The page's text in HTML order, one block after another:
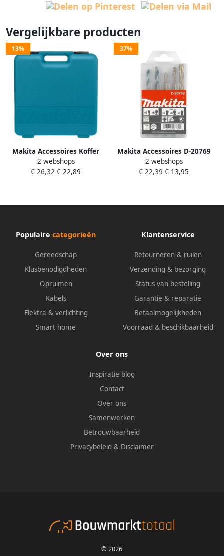
Vergelijkbare producten
13%
Makita Accessoires Koffer
6952 6953 824630-1
2 webshops
€ 26,32 € 22,89
37%
Makita Accessoires D-20769
Borenset 1 4" Vorm E D-
20769
2 webshops
€ 22,39 € 13,95
Populaire categorieën
Gereedschap
Klusbenodigdheden
Opruimen
Kabels
Elektra & verlichting
Smart home
Klantenservice
Retourneren & ruilen
Verzending & bezorging
Status van bestelling
Garantie & reparatie
Betaalmogelijkheden
Voorraad & beschikbaarheid
Over ons
Inspiratie blog
Contact
Over ons
Samenwerken
Betrouwbaarheid
Privacybeleid & Disclaimer
© 2026